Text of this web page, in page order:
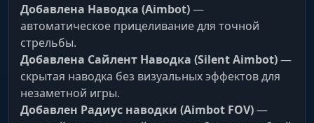
Добавлена Наводка (Aimbot)—
автоматическое прицеливание для точной
стрельбы.
Добавлена Сайлент Наводка (Silent Aimbot)—
скрытая наводка без визуальных эффектов для
незаметной игры.
Добавлен Радиус наводки (Aimbot FOV)—